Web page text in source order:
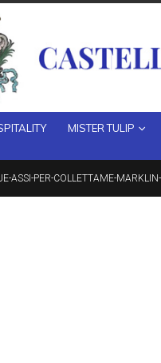
MISTER TULIP
ASSI-PER-COLLETTAME-